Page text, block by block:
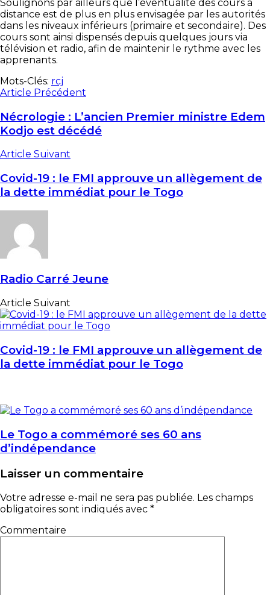
Soulignons par ailleurs que l’éventualité des cours à
distance est de plus en plus envisagée par les autorités
dans les niveaux inférieurs (primaire et secondaire). Des
cours sont ainsi dispensés depuis quelques jours via
télévision et radio, afin de maintenir le rythme avec les
apprenants.
Mots-Clés: rcj
Article Précédent
Nécrologie : L’ancien Premier ministre Edem
Kodjo est décédé
Article Suivant
Covid-19 : le FMI approuve un allègement de
la dette immédiat pour le Togo
Radio Carré Jeune
Article Suivant
Covid-19 : le FMI approuve un allègement de
la dette immédiat pour le Togo
Le Togo a commémoré ses 60 ans
d’indépendance
Laisser un commentaire
Votre adresse e-mail ne sera pas publiée. Les champs
obligatoires sont indiqués avec *
Commentaire